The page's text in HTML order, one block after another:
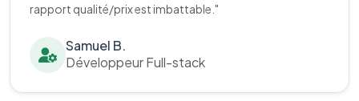
rapport qualité/prix est imbattable."
Samuel B.
Développeur Full-stack